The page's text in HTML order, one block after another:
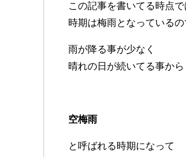
この記事を書いてる時点で
時期は梅雨となっているの
雨が降る事が少なく
晴れの日が続いてる事から
空梅雨
と呼ばれる時期になって